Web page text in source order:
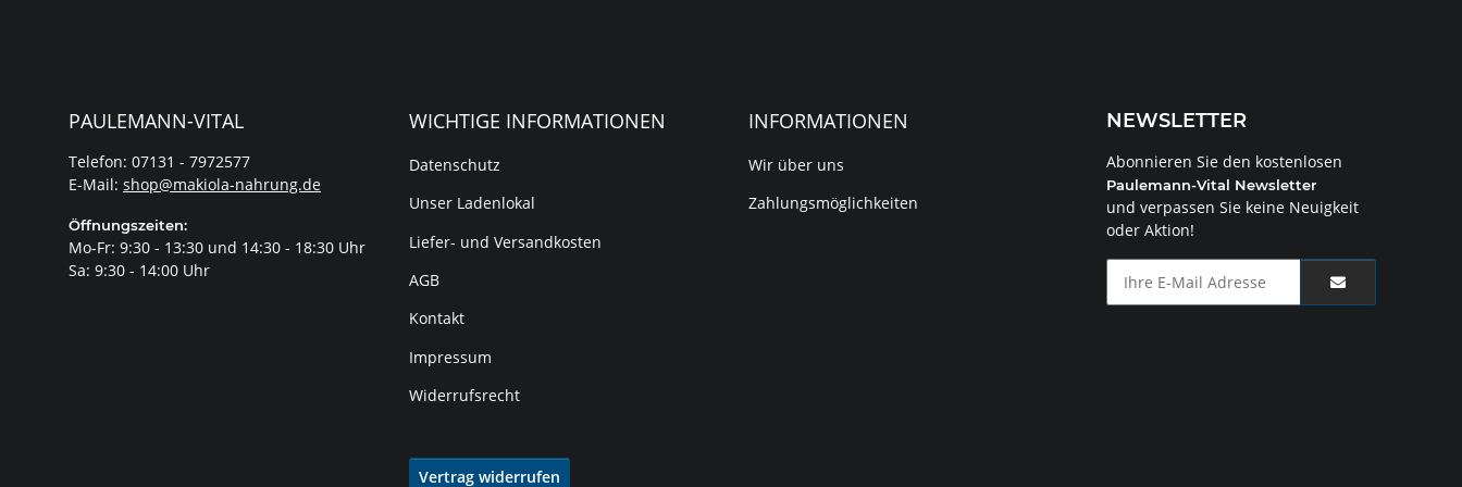
PAULEMANN-VITAL
Telefon: 07131 - 7972577
E-Mail: shop@makiola-nahrung.de
Öffnungszeiten:
Mo-Fr: 9:30 - 13:30 und 14:30 - 18:30 Uhr
Sa: 9:30 - 14:00 Uhr
WICHTIGE INFORMATIONEN
Datenschutz
Unser Ladenlokal
Liefer- und Versandkosten
AGB
Kontakt
Impressum
Widerrufsrecht
Vertrag widerrufen
INFORMATIONEN
Wir über uns
Zahlungsmöglichkeiten
NEWSLETTER
Abonnieren Sie den kostenlosen
Paulemann-Vital Newsletter
und verpassen Sie keine Neuigkeit
oder Aktion!